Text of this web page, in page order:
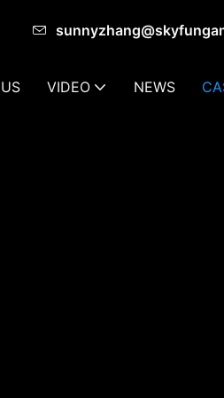
VIDEO NEWS